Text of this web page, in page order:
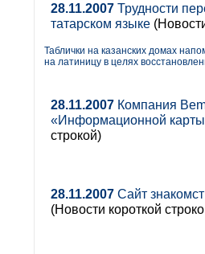
28.11.2007 Трудности
татарском языке
Таблички на казанских домах
на латиницу в целях
28.11.2007 Компания
«Информационной
строкой)
28.11.2007 Сайт
(Новости короткой